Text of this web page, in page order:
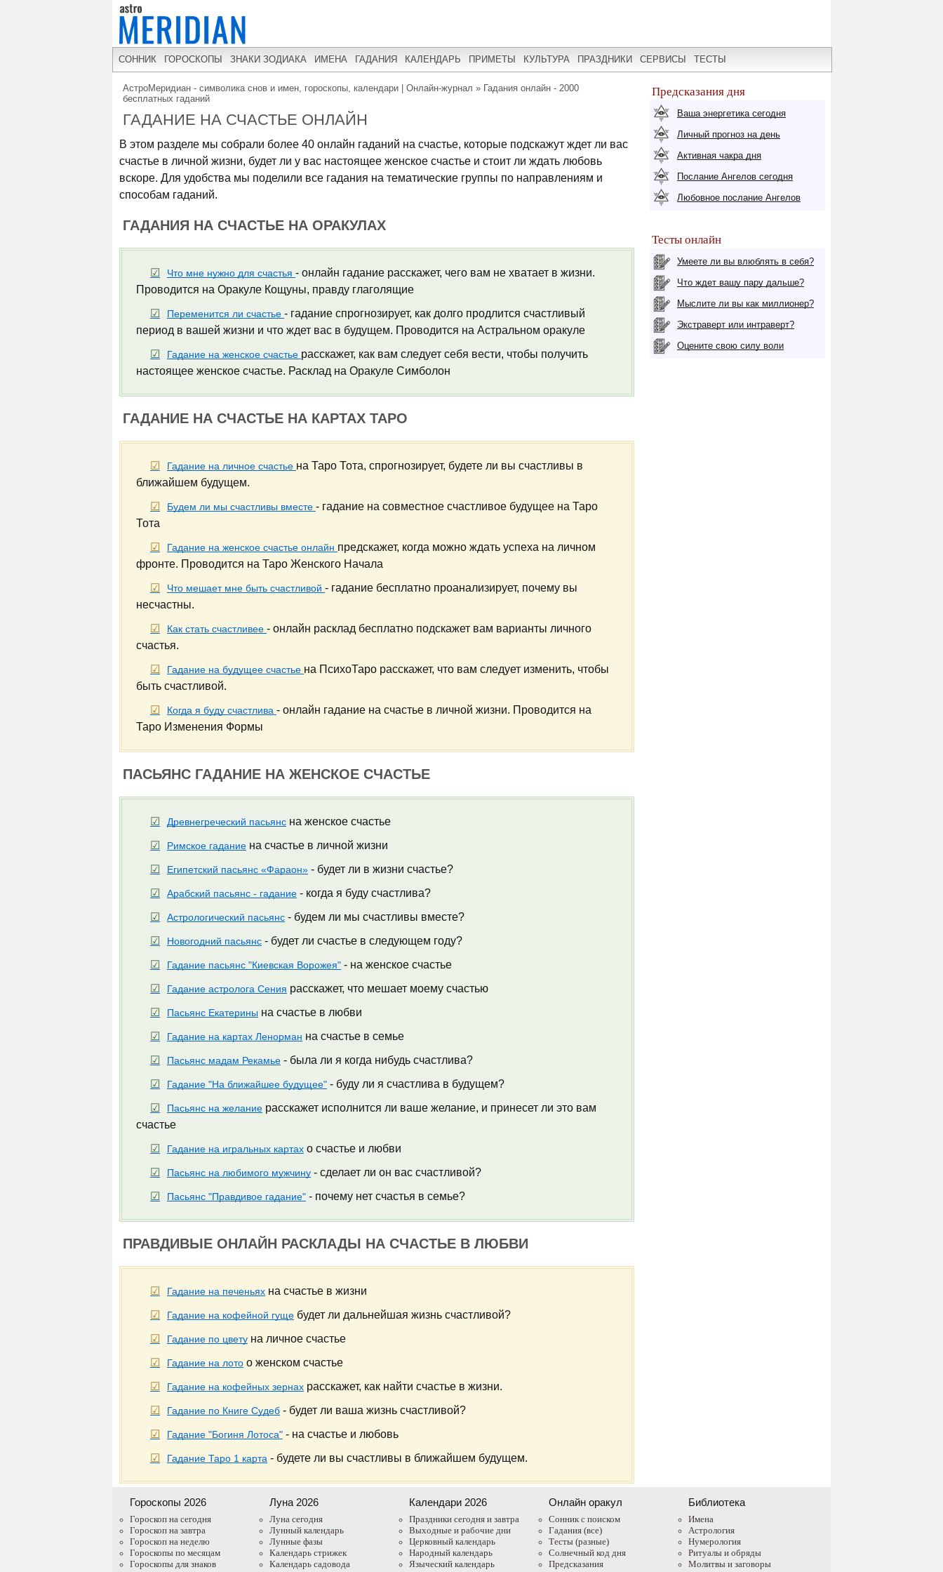
СОННИК ГОРОСКОПЫ ЗНАКИ ЗОДИАКА ИМЕНА ГАДАНИЯ КАЛЕНДАРЬ ПРИМЕТЫ КУЛЬТУРА ПРАЗДНИКИ СЕРВИСЫ ТЕСТЫ
АстроМеридиан - символика снов и имен, гороскопы, календари | Онлайн-журнал » Гадания онлайн - 2000
бесплатных гаданий
ГАДАНИЕ НА СЧАСТЬЕ ОНЛАЙН
В этом разделе мы собрали более 40 онлайн гаданий на счастье, которые подскажут ждет ли вас
счастье в личной жизни, будет ли у вас настоящее женское счастье и стоит ли ждать любовь
вскоре. Для удобства мы поделили все гадания на тематические группы по направлениям и
способам гаданий.
ГАДАНИЯ НА СЧАСТЬЕ НА ОРАКУЛАХ
Что мне нужно для счастья - онлайн гадание расскажет, чего вам не хватает в жизни.
Проводится на Оракуле Кощуны, правду глаголящие
Переменится ли счастье - гадание спрогнозирует, как долго продлится счастливый
период в вашей жизни и что ждет вас в будущем. Проводится на Астральном оракуле
Гадание на женское счастье расскажет, как вам следует себя вести, чтобы получить
настоящее женское счастье. Расклад на Оракуле Симболон
ГАДАНИЕ НА СЧАСТЬЕ НА КАРТАХ ТАРО
Гадание на личное счастье на Таро Тота, спрогнозирует, будете ли вы счастливы в
ближайшем будущем.
Будем ли мы счастливы вместе - гадание на совместное счастливое будущее на Таро
Тота
Гадание на женское счастье онлайн предскажет, когда можно ждать успеха на личном
фронте. Проводится на Таро Женского Начала
Что мешает мне быть счастливой - гадание бесплатно проанализирует, почему вы
несчастны.
Как стать счастливее - онлайн расклад бесплатно подскажет вам варианты личного
счастья.
Гадание на будущее счастье на ПсихоТаро расскажет, что вам следует изменить, чтобы
быть счастливой.
Когда я буду счастлива - онлайн гадание на счастье в личной жизни. Проводится на
Таро Изменения Формы
ПАСЬЯНС ГАДАНИЕ НА ЖЕНСКОЕ СЧАСТЬЕ
Древнегреческий пасьянс на женское счастье
Римское гадание на счастье в личной жизни
Египетский пасьянс «Фараон» - будет ли в жизни счастье?
Арабский пасьянс - гадание - когда я буду счастлива?
Астрологический пасьянс - будем ли мы счастливы вместе?
Новогодний пасьянс - будет ли счастье в следующем году?
Гадание пасьянс "Киевская Ворожея" - на женское счастье
Гадание астролога Сения расскажет, что мешает моему счастью
Пасьянс Екатерины на счастье в любви
Гадание на картах Ленорман на счастье в семье
Пасьянс мадам Рекамье - была ли я когда нибудь счастлива?
Гадание "На ближайшее будущее" - буду ли я счастлива в будущем?
Пасьянс на желание расскажет исполнится ли ваше желание, и принесет ли это вам
счастье
Гадание на игральных картах о счастье и любви
Пасьянс на любимого мужчину - сделает ли он вас счастливой?
Пасьянс "Правдивое гадание" - почему нет счастья в семье?
ПРАВДИВЫЕ ОНЛАЙН РАСКЛАДЫ НА СЧАСТЬЕ В ЛЮБВИ
Гадание на печеньях на счастье в жизни
Гадание на кофейной гуще будет ли дальнейшая жизнь счастливой?
Гадание по цвету на личное счастье
Гадание на лото о женском счастье
Гадание на кофейных зернах расскажет, как найти счастье в жизни.
Гадание по Книге Судеб - будет ли ваша жизнь счастливой?
Гадание "Богиня Лотоса" - на счастье и любовь
Гадание Таро 1 карта - будете ли вы счастливы в ближайшем будущем.
Предсказания дня
Ваша энергетика сегодня
Личный прогноз на день
Активная чакра дня
Послание Ангелов сегодня
Любовное послание Ангелов
Тесты онлайн
Умеете ли вы влюблять в себя?
Что ждет вашу пару дальше?
Мыслите ли вы как миллионер?
Экстраверт или интраверт?
Оцените свою силу воли
Гороскопы 2026
Гороскоп на сегодня
Гороскоп на завтра
Гороскоп на неделю
Гороскопы по месяцам
Гороскопы для знаков
Луна 2026
Луна сегодня
Лунный календарь
Лунные фазы
Календарь стрижек
Календарь садовода
Календари 2026
Праздники сегодня и завтра
Выходные и рабочие дни
Церковный календарь
Народный календарь
Языческий календарь
Онлайн оракул
Cонник с поиском
Гадания (все)
Тесты (разные)
Солнечный код дня
Предсказания
Библиотека
Имена
Астрология
Нумерология
Ритуалы и обряды
Молитвы и заговоры